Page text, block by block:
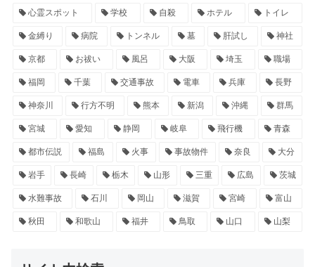
心霊スポット 学校 自殺 ホテル トイレ
金縛り 病院 トンネル 墓 肝試し 神社
京都 お祓い 風呂 大阪 埼玉 職場
福岡 千葉 交通事故 電車 兵庫 長野
神奈川 行方不明 熊本 新潟 沖縄 群馬
宮城 愛知 静岡 岐阜 飛行機 青森
都市伝説 福島 火事 事故物件 奈良 大分
岩手 長崎 栃木 山形 三重 広島 茨城
水難事故 石川 岡山 滋賀 宮崎 富山
秋田 和歌山 福井 鳥取 山口 山梨